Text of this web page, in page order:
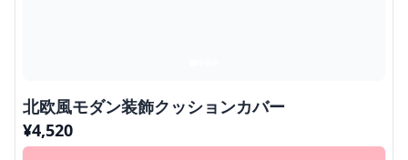
北欧風モダン装飾クッションカバー
¥4,520